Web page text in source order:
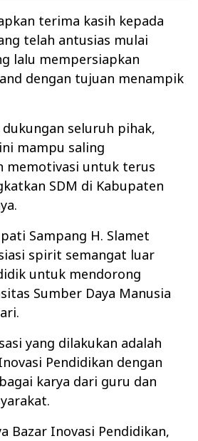
terima kasih kepada
telah antusias mulai
lalu mempersiapkan
dengan tujuan menampik
seluruh pihak,
mampu saling
memotivasi untuk terus
SDM di Kabupaten
Sampang H. Slamet
spirit semangat luar
untuk mendorong
Sumber Daya Manusia
yang dilakukan adalah
Pendidikan dengan
karya dari guru dan
Bazar Inovasi Pendidikan,